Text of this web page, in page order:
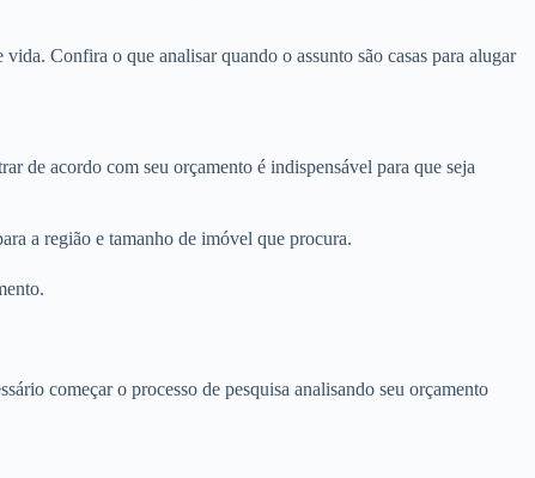
Confira o que analisar quando o assunto são casas para alugar
de acordo com seu orçamento é indispensável para que seja
a região e tamanho de imóvel que procura.
começar o processo de pesquisa analisando seu orçamento